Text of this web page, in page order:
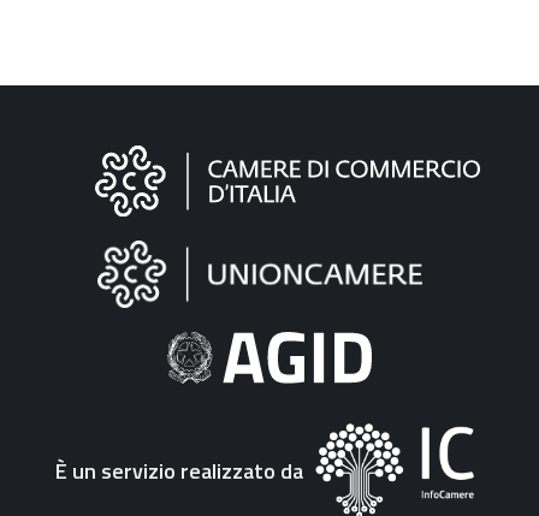
Informazioni
"Fattura
Elettronica"
È un servizio realizzato da